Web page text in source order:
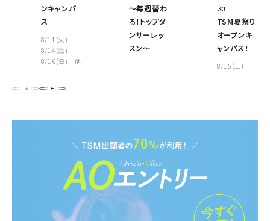
ンキャンパ
ス
8/11(火)
8/14(金)
8/16(日) …他
〜毎週替わ
る！トップダ
ンサーレッ
スン〜
ぶ！
TSM夏祭り
オープンキ
ャンパス！
8/15(土)